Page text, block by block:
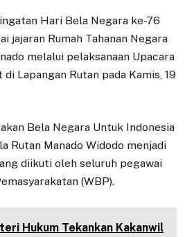
Hari Bela Negara ke-76
jajaran Rumah Tahanan Negara
melalui pelaksanaan Upacara
Lapangan Rutan pada Kamis, 19
Bela Negara Untuk Indonesia
Rutan Manado Widodo menjadi
diikuti oleh seluruh pegawai
(WBP).
Hukum Tekankan Kakanwil